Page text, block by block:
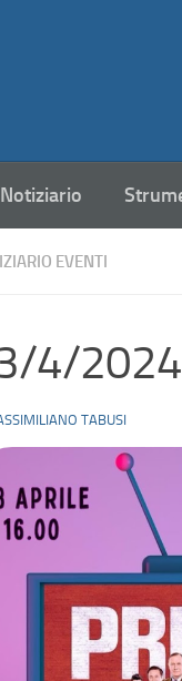
EVENTI
4/2024
TABUSI